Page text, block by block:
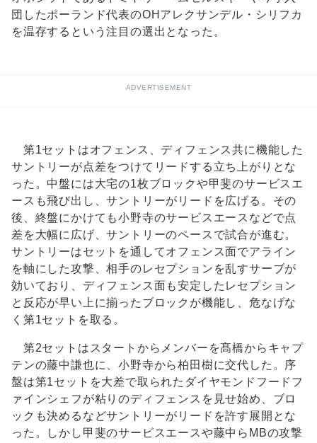
団したポーランド代表のOHアレクサンデル・シリフカ
を温存するという注目の選出となった。
ADVERTISEMENT
第1セットはオフェンス、ディフェンス共に機能した
サントリーが点差をつけてリードする立ち上がりとな
った。中盤には大宅の1枚ブロックや甲斐のサービスエ
ースも飛び出し、サントリーがリードを広げる。その
後、終盤にかけても小野寺のサービスエースなどで点
差を大幅に広げ、サントリーのペースで試合が進む。
サントリーはセットを通してオフェンス面でアライン
を軸にした攻撃、相手のレセプションを乱すサーブが
効いており、ディフェンス面も安定したレセプション
と反応が早い上に揃ったブロックが機能し、危なげな
く第1セットを取る。
第2セットはスタートからメンバーを髙橋からキャプ
テンの藤中謙也に、小野寺から柏田樹に交代した。序
盤は第1セットを大差で取られたダイヤモンドフードフ
ァインシェフが粘りのディフェンスを見せ始め、ブロ
ックも決めるなどサントリーがリードを許す展開とな
った。しかし甲斐のサービスエースや藤中らMBの攻撃